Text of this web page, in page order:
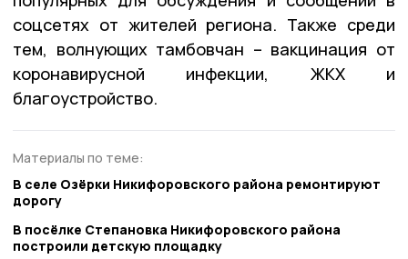
соцсетях от жителей региона. Также среди
тем, волнующих тамбовчан – вакцинация от
коронавирусной инфекции, ЖКХ и
благоустройство.
Материалы по теме:
В селе Озёрки Никифоровского района ремонтируют
дорогу
В посёлке Степановка Никифоровского района
построили детскую площадку